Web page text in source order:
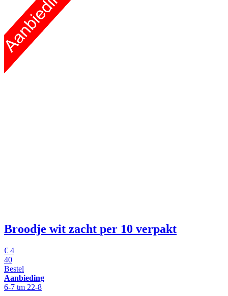
Broodje wit zacht per 10 verpakt
€ 4
40
Bestel
Aanbieding
6-7 tm 22-8